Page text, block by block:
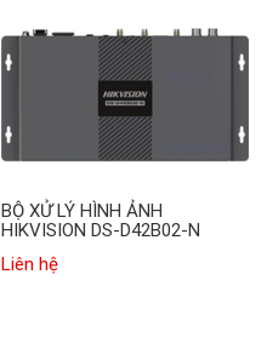
BỘ XỬ LÝ HÌNH ẢNH
HIKVISION DS-D42B02-N
Liên hệ